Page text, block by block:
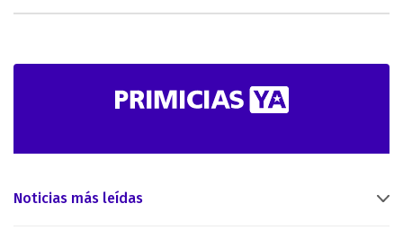
Noticias más leídas